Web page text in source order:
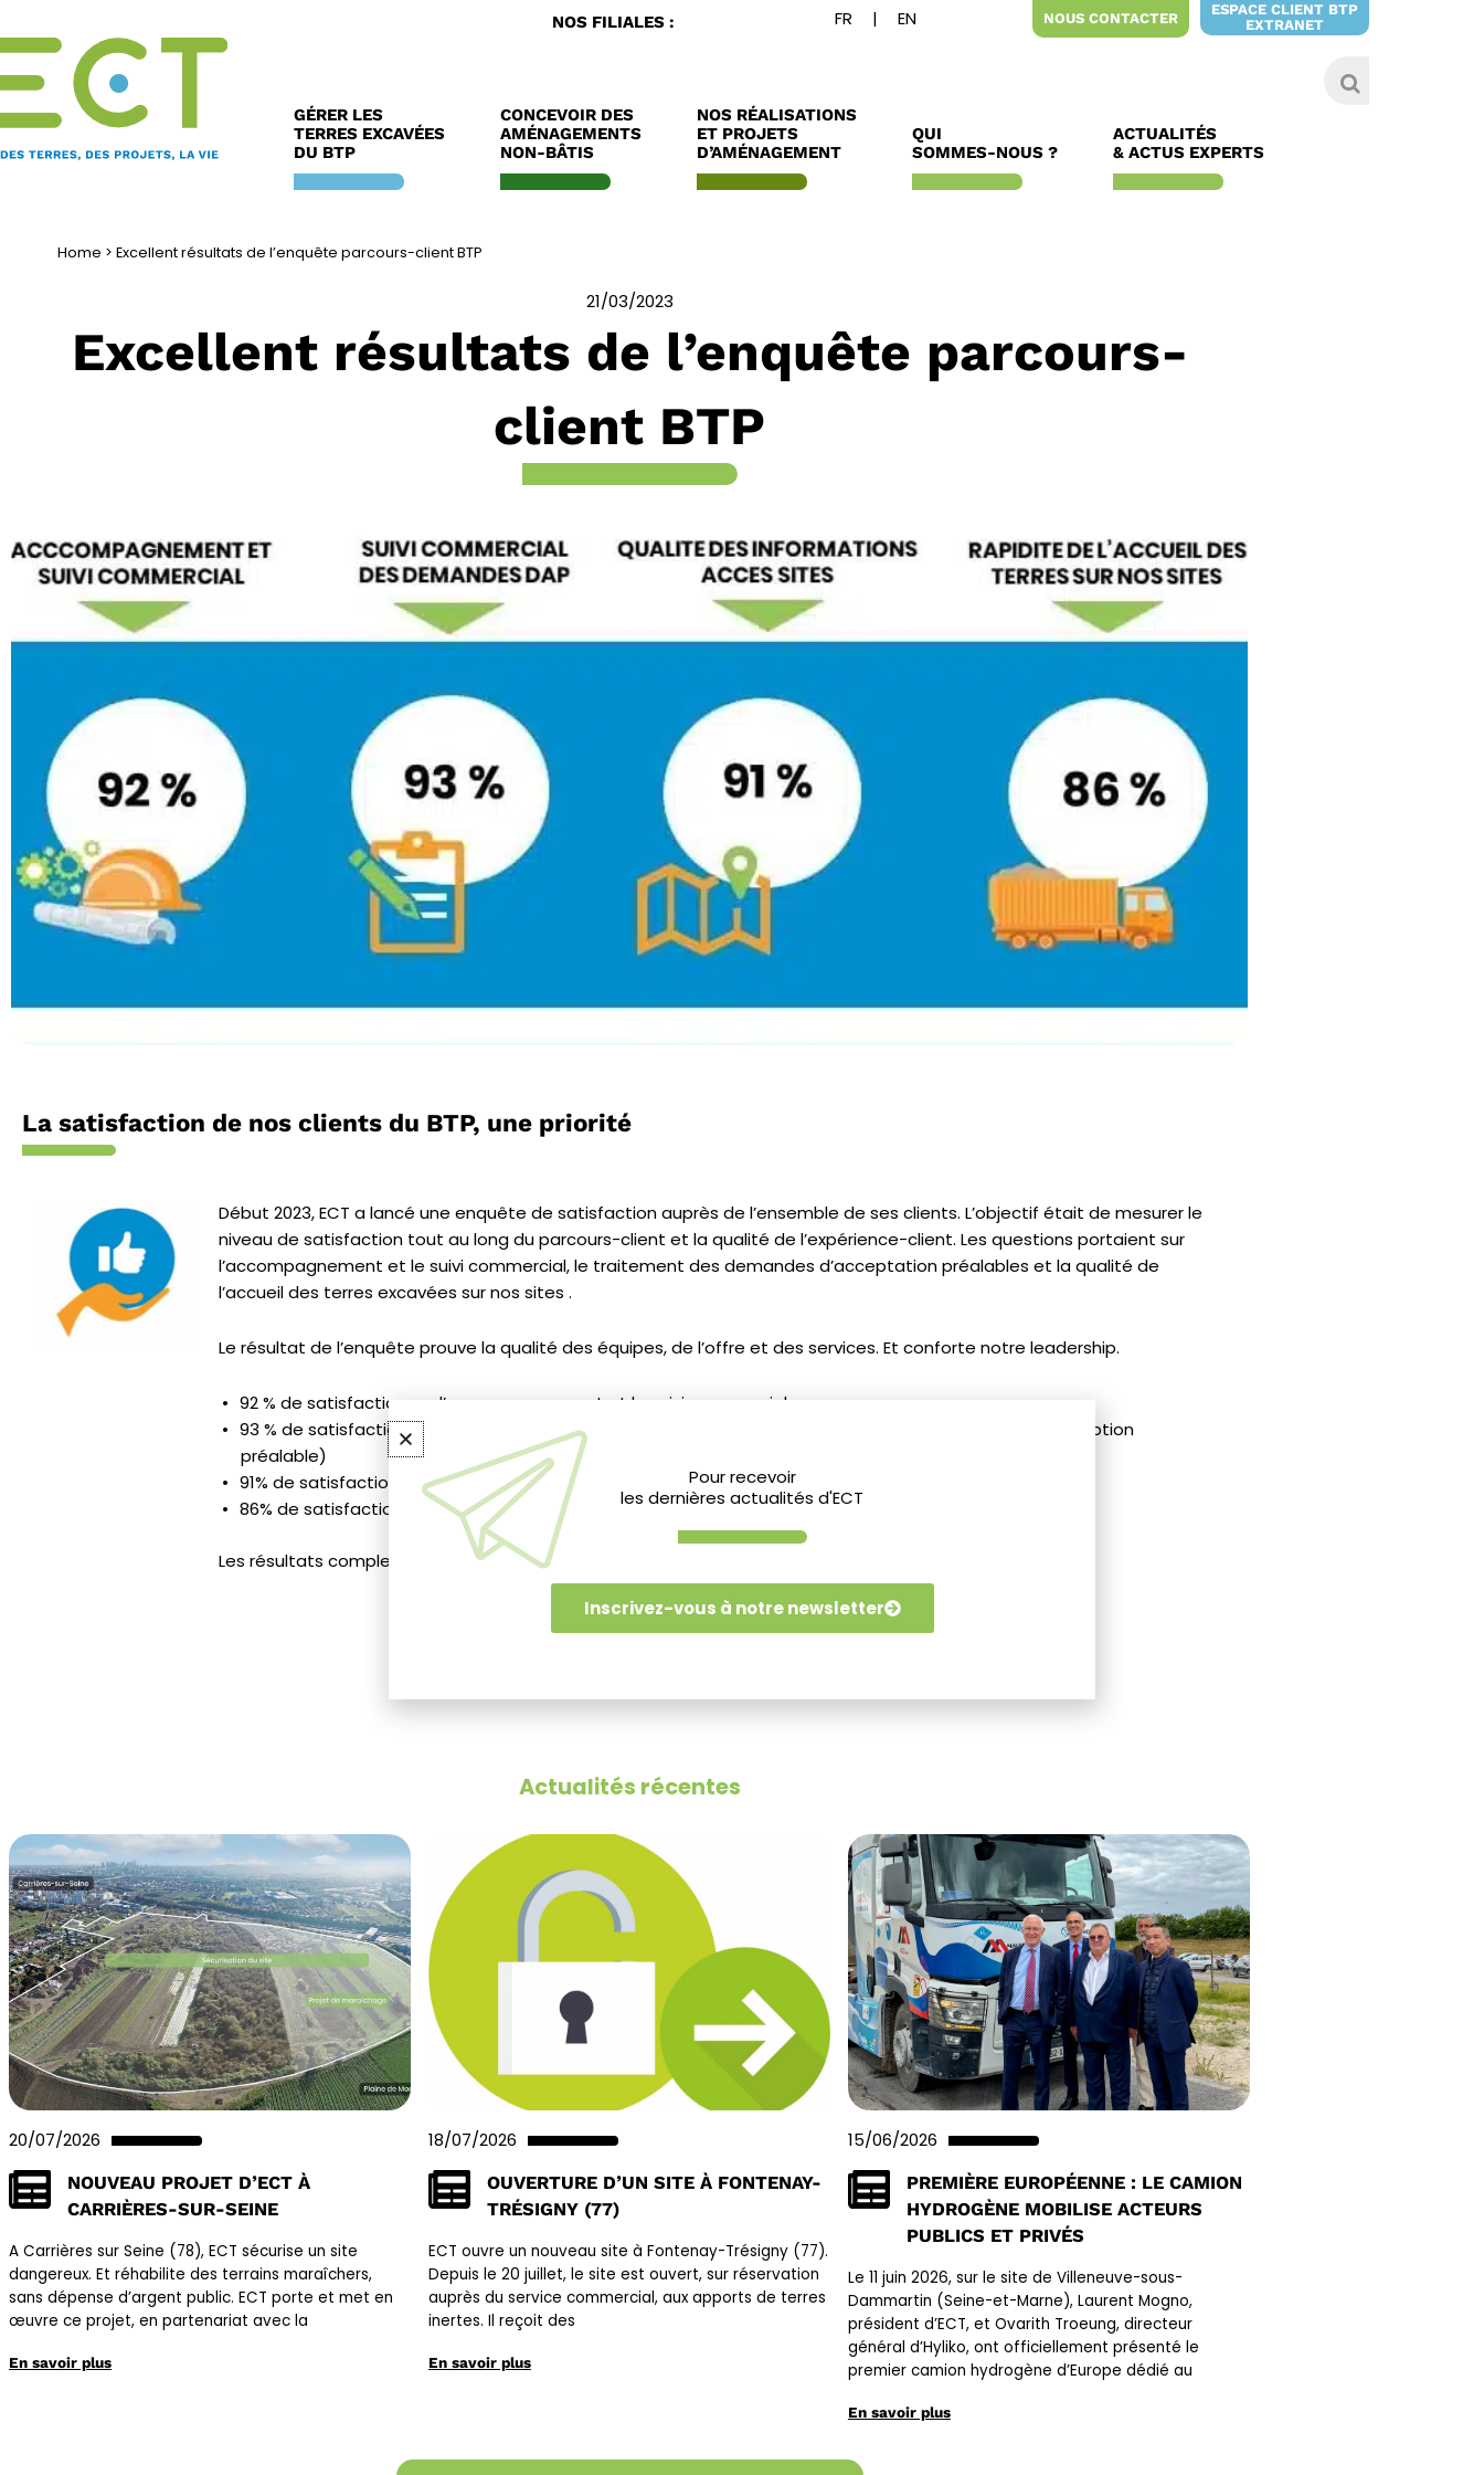
au
NOS FILIALES : NOUS CONTACTER
ESPACE CLIENT BTP
EXTRANET
GÉRER LES
TERRES EXCAVÉES
DU BTP
CONCEVOIR DES
AMÉNAGEMENTS
NON-BÂTIS
NOS RÉALISATIONS
ET PROJETS
D’AMÉNAGEMENT
QUI
SOMMES-NOUS ?
ACTUALITÉS
& ACTUS EXPERTS
Home > Excellent résultats de l’enquête parcours-client BTP
21/03/2023
Excellent résultats de l’enquête parcours-
client BTP
La satisfaction de nos clients du BTP, une priorité
Début 2023, ECT a lancé une enquête de satisfaction auprès de l’ensemble de ses clients. L’objectif était de mesurer le
niveau de satisfaction tout au long du parcours-client et la qualité de l’expérience-client. Les questions portaient sur
l’accompagnement et le suivi commercial, le traitement des demandes d’acceptation préalables et la qualité de
l’accueil des terres excavées sur nos sites .
Le résultat de l’enquête prouve la qualité des équipes, de l’offre et des services. Et conforte notre leadership.
92 % de satisfaction sur l’accompagnement et le suivi commercial
93 % de satisfaction sur l’accompagnement et le traitement des demandes de DAP (demande d’acception
préalable)
91% de satisfaction sur la qualité des informations pour accéder à nos sites
86% de satisfaction sur la rapidité d’accueil des terres excavées sur nos sites ECT
Les résultats complets de l’enquête sont disponibles.
Lire les résultats de l'enquête
Actualités récentes
20/07/2026
NOUVEAU PROJET D’ECT À
CARRIÈRES-SUR-SEINE
A Carrières sur Seine (78), ECT sécurise un site
dangereux. Et réhabilite des terrains maraîchers,
sans dépense d’argent public. ECT porte et met en
œuvre ce projet, en partenariat avec la
En savoir plus
18/07/2026
OUVERTURE D’UN SITE À FONTENAY-
TRÉSIGNY (77)
ECT ouvre un nouveau site à Fontenay-Trésigny (77).
Depuis le 20 juillet, le site est ouvert, sur réservation
auprès du service commercial, aux apports de terres
inertes. Il reçoit des
En savoir plus
15/06/2026
PREMIÈRE EUROPÉENNE : LE CAMION
HYDROGÈNE MOBILISE ACTEURS
PUBLICS ET PRIVÉS
Le 11 juin 2026, sur le site de Villeneuve-sous-
Dammartin (Seine-et-Marne), Laurent Mogno,
président d’ECT, et Ovarith Troeung, directeur
général d’Hyliko, ont officiellement présenté le
premier camion hydrogène d’Europe dédié au
En savoir plus
Pour recevoir
les dernières actualités d'ECT
Inscrivez-vous à notre newsletter